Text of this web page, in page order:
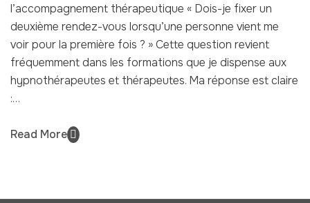
l’accompagnement thérapeutique « Dois-je fixer un
deuxième rendez-vous lorsqu’une personne vient me
voir pour la première fois ? » Cette question revient
fréquemment dans les formations que je dispense aux
hypnothérapeutes et thérapeutes. Ma réponse est claire
:…
Read More